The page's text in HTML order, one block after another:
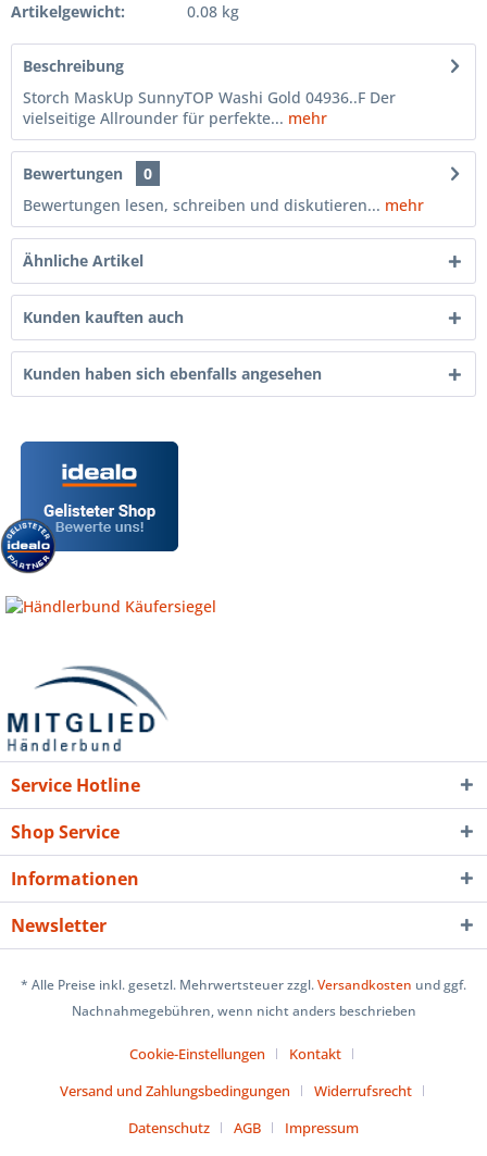
Artikelgewicht:
0.08 kg
Beschreibung
Storch MaskUp SunnyTOP Washi Gold 04936..F Der
vielseitige Allrounder für perfekte... mehr
Bewertungen
0
Bewertungen lesen, schreiben und diskutieren... mehr
Ähnliche Artikel
Kunden kauften auch
Kunden haben sich ebenfalls angesehen
Service Hotline
Shop Service
Informationen
Newsletter
* Alle Preise inkl. gesetzl. Mehrwertsteuer zzgl.Versandkosten und ggf.
Nachnahmegebühren, wenn nicht anders beschrieben
Cookie-Einstellungen
Kontakt
Versand und Zahlungsbedingungen
Widerrufsrecht
Datenschutz
AGB Impressum